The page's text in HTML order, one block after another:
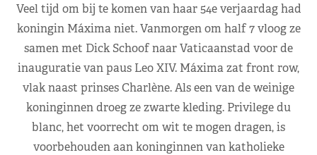
Veel tijd om bij te komen van haar 54e verjaardag had
koningin Máxima niet. Vanmorgen om half 7 vloog ze
samen met Dick Schoof naar Vaticaanstad voor de
inauguratie van paus Leo XIV. Máxima zat front row,
vlak naast prinses Charlène. Als een van de weinige
koninginnen droeg ze zwarte kleding. Privilege du
blanc, het voorrecht om wit te mogen dragen, is
voorbehouden aan koninginnen van katholieke